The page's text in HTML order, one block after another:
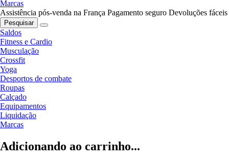
Marcas
Assistência pós-venda na França Pagamento seguro Devoluções fáceis
Pesquisar
Saldos
Fitness e Cardio
Musculação
Crossfit
Yoga
Desportos de combate
Roupas
Calçado
Equipamentos
Liquidação
Marcas
Adicionando ao carrinho...